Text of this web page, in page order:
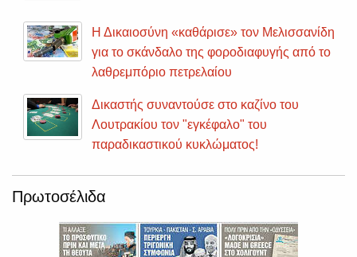
Η Δικαιοσύνη «καθάρισε» τον Μελισσανίδη
για το σκάνδαλο της φοροδιαφυγής από το
λαθρεμπόριο πετρελαίου
Δικαστής συναντούσε στο καζίνο του
Λουτρακίου τον "εγκέφαλο" του
παραδικαστικού κυκλώματος!
Πρωτοσέλιδα